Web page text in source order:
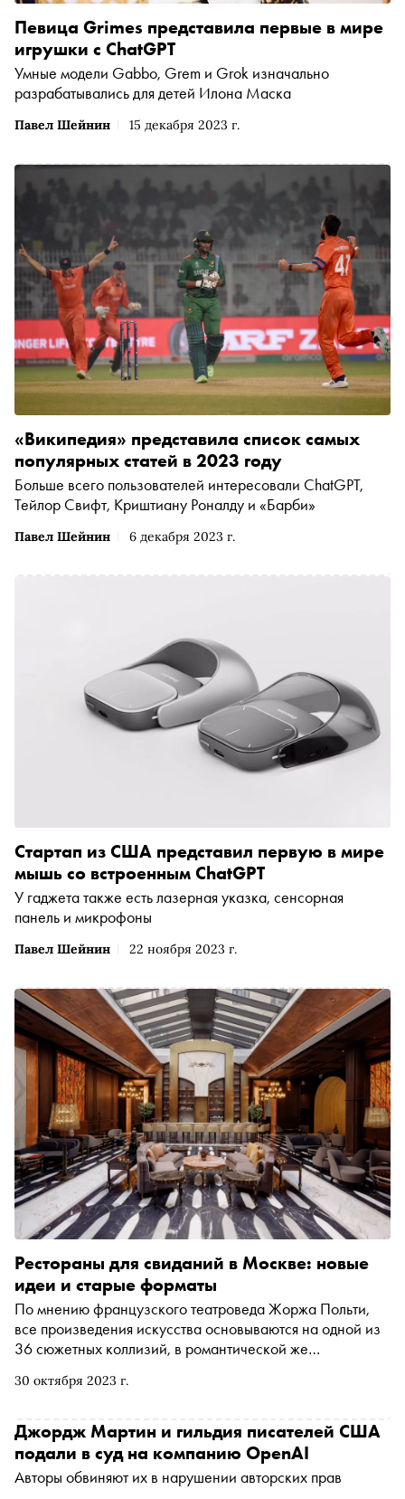
Павел Шейнин 15 декабря 2023 г.
Певица Grimes представила первые в мире
игрушки c ChatGPT
Умные модели Gabbo, Grem и Grok изначально
разрабатывались для детей Илона Маска
Павел Шейнин 6 декабря 2023 г.
«Википедия» представила список самых
популярных статей в 2023 году
Больше всего пользователей интересовали ChatGPT,
Тейлор Свифт, Криштиану Роналду и «Барби»
Павел Шейнин 22 ноября 2023 г.
Стартап из США представил первую в мире
мышь со встроенным ChatGPT
У гаджета также есть лазерная указка, сенсорная
панель и микрофоны
30 октября 2023 г.
Рестораны для свиданий в Москве: новые
идеи и старые форматы
По мнению французского театроведа Жоржа Польти,
все произведения искусства основываются на одной из
36 сюжетных коллизий, в романтической же
и интерпретации. Рассказываем о самых интересных
Джордж Мартин и гильдия писателей США
подали в суд на компанию OpenAI
Авторы обвиняют их в нарушении авторских прав